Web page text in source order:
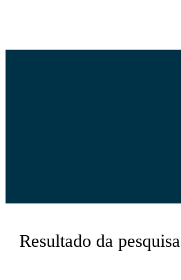
Resultado da pesquisa